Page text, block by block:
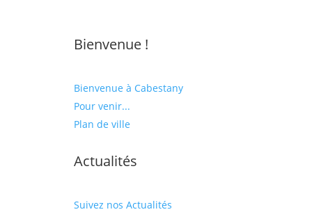
Bienvenue !
Bienvenue à Cabestany
Pour venir...
Plan de ville
Actualités
Suivez nos Actualités